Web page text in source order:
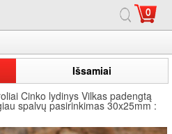
0
Išsamiai
Cinko lydinys Vilkas padengtą
spalvų pasirinkimas 30x25mm :